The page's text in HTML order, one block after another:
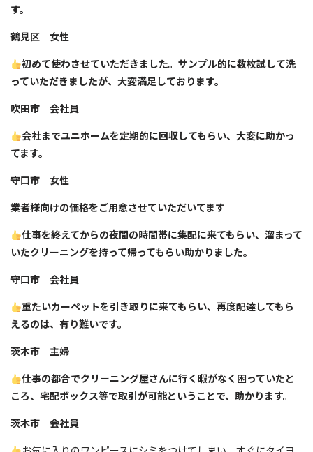
す。
鶴見区 女性
初めて使わさせていただきました。サンプル的に数枚試して洗
っていただきましたが、大変満足しております。
吹田市 会社員
会社までユニホームを定期的に回収してもらい、大変に助かっ
てます。
守口市 女性
業者様向けの価格をご用意させていただいてます
仕事を終えてからの夜間の時間帯に集配に来てもらい、溜まって
いたクリーニングを持って帰ってもらい助かりました。
守口市 会社員
重たいカーペットを引き取りに来てもらい、再度配達してもら
えるのは、有り難いです。
茨木市 主婦
仕事の都合でクリーニング屋さんに行く暇がなく困っていたと
ころ、宅配ボックス等で取引が可能ということで、助かります。
茨木市 会社員